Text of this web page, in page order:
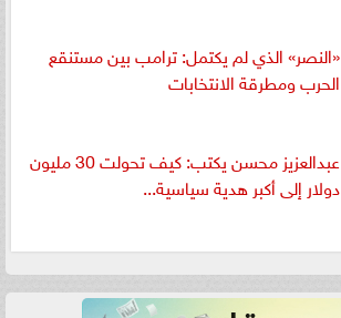
«النصر» الذي لم يكتمل: ترامب بين مستنقع
الحرب ومطرقة الانتخابات
عبدالعزيز محسن يكتب: كيف تحولت 30 مليون
دولار إلى أكبر هدية سياسية...